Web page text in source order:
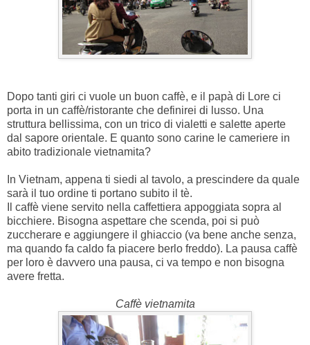
Dopo tanti giri ci vuole un buon caffè, e il papà di Lore ci
porta in un caffè/ristorante che definirei di lusso. Una
struttura bellissima, con un trico di vialetti e salette aperte
dal sapore orientale. E quanto sono carine le cameriere in
abito tradizionale vietnamita?
In Vietnam, appena ti siedi al tavolo, a prescindere da quale
sarà il tuo ordine ti portano subito il tè.
Il caffè viene servito nella caffettiera appoggiata sopra al
bicchiere. Bisogna aspettare che scenda, poi si può
zuccherare e aggiungere il ghiaccio (va bene anche senza,
ma quando fa caldo fa piacere berlo freddo). La pausa caffè
per loro è davvero una pausa, ci va tempo e non bisogna
avere fretta.
Caffè vietnamita